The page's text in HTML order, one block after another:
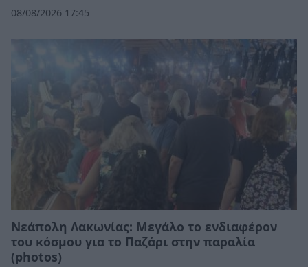
08/08/2026 17:45
Νεάπολη Λακωνίας: Μεγάλο το ενδιαφέρον
του κόσμου για το Παζάρι στην παραλία
(photos)